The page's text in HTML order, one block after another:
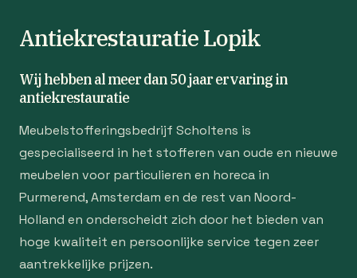
Antiekrestauratie Lopik
Wij hebben al meer dan 50 jaar ervaring in
antiekrestauratie
Meubelstofferingsbedrijf Scholtens is
gespecialiseerd in het stofferen van oude en nieuwe
meubelen voor particulieren en horeca in
Purmerend, Amsterdam en de rest van Noord-
Holland en onderscheidt zich door het bieden van
hoge kwaliteit en persoonlijke service tegen zeer
aantrekkelijke prijzen.